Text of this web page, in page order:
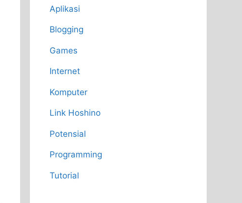
Aplikasi
Blogging
Games
Internet
Komputer
Link Hoshino
Potensial
Programming
Tutorial